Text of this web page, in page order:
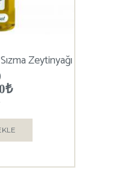
Zeytinyağı
₺